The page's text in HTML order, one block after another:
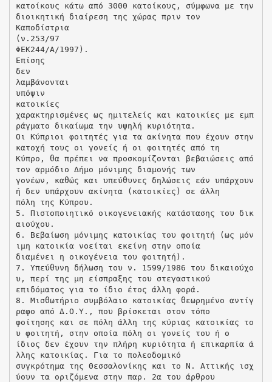
κατοίκους κάτω από 3000 κατοίκους, σύμφωνα με την
διοικητική διαίρεση της χώρας πριν τον
Καποδίστρια
(ν.253/97
ΦΕΚ244/Α/1997).
Επίσης
δεν
λαμβάνονται
υπόψιν
κατοικίες
χαρακτηρισμένες ως ημιτελείς και κατοικίες με εμπ
ράγματο δικαίωμα την υψηλή κυριότητα.
Οι Κύπριοι φοιτητές για τα ακίνητα που έχουν στην
κατοχή τους οι γονείς ή οι φοιτητές από τη
Κύπρο, θα πρέπει να προσκομίζονται βεβαιώσεις από
τον αρμόδιο Δήμο μόνιμης διαμονής των
γονέων, καθώς και υπεύθυνες δηλώσεις εάν υπάρχουν
ή δεν υπάρχουν ακίνητα (κατοικίες) σε άλλη
πόλη της Κύπρου.
5. Πιστοποιητικό οικογενειακής κατάστασης του δικ
αιούχου.
6. Βεβαίωση μόνιμης κατοικίας του φοιτητή (ως μόν
ιμη κατοικία νοείται εκείνη στην οποία
διαμένει η οικογένεια του φοιτητή).
7. Υπεύθυνη δήλωση του ν. 1599/1986 του δικαιούχο
υ, περί της μη είσπραξης του στεγαστικού
επιδόματος για το ίδιο έτος άλλη φορά.
8. Μισθωτήριο συμβόλαιο κατοικίας θεωρημένο αντίγ
ραφο από Δ.Ο.Υ., που βρίσκεται στον τόπο
φοίτησης και σε πόλη άλλη της κύριας κατοικίας το
υ φοιτητή, στην οποία πόλη οι γονείς του ή ο
ίδιος δεν έχουν την πλήρη κυριότητα ή επικαρπία ά
λλης κατοικίας. Για το πολεοδομικό
συγκρότημα της Θεσσαλονίκης και το Ν. Αττικής ισχ
ύουν τα οριζόμενα στην παρ. 2α του άρθρου